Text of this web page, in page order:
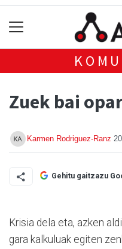
Zuek bai
Karmen Rodriguez-Ranz
Gehitu gaitzazu
Krisia dela eta, azken
gara kalkuluak egiten